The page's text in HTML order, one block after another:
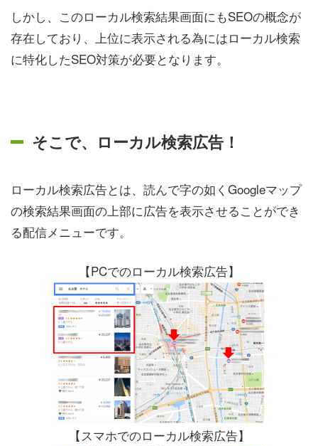
しかし、このローカル検索結果画面にもSEOの概念が
存在しており、上位に表示される為にはローカル検索
に特化したSEO対策が必要となります。
そこで、ローカル検索広告！
ローカル検索広告とは、読んで字の如くGoogleマップ
の検索結果画面の上部に広告を表示させることができ
る配信メニューです。
【PCでのローカル検索広告】
【スマホでのローカル検索広告】